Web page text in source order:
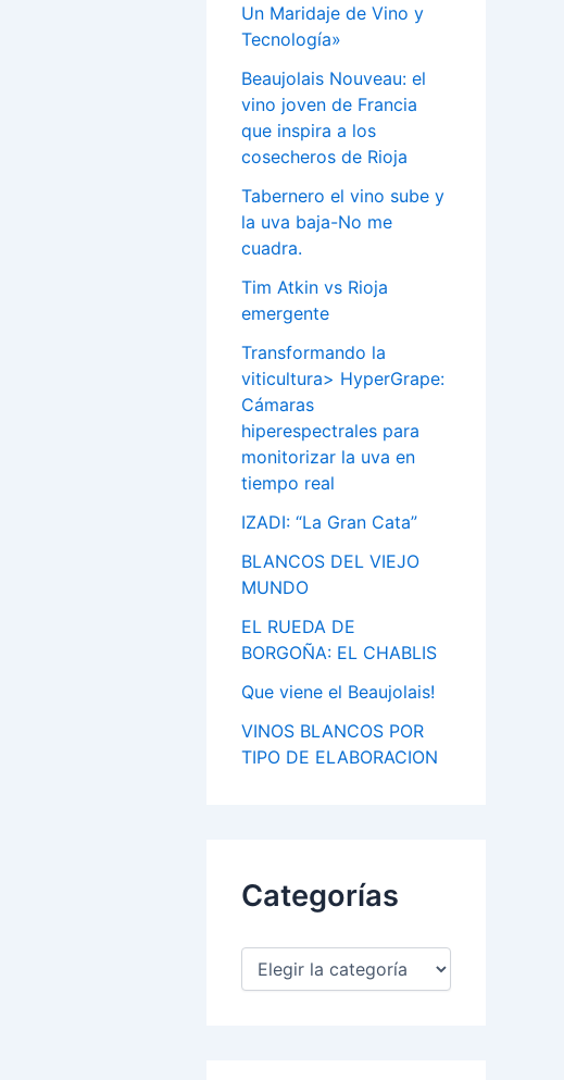
Un Maridaje de Vino y
Tecnología»
Beaujolais Nouveau: el
vino joven de Francia
que inspira a los
cosecheros de Rioja
Tabernero el vino sube y
la uva baja-No me
cuadra.
Tim Atkin vs Rioja
emergente
Transformando la
viticultura> HyperGrape:
Cámaras
hiperespectrales para
monitorizar la uva en
tiempo real
IZADI: “La Gran Cata”
BLANCOS DEL VIEJO
MUNDO
EL RUEDA DE
BORGOÑA: EL CHABLIS
Que viene el Beaujolais!
VINOS BLANCOS POR
TIPO DE ELABORACION
Categorías
C